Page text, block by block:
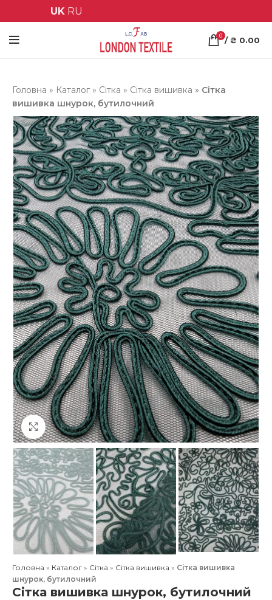
UK RU
0 / ₴ 0.00
Головна » Каталог » Сітка » Сітка вишивка » Сітка
вишивка шнурок, бутилочний
Клацніть, щоб збільшити
Головна » Каталог » Сітка » Сітка вишивка » Сітка вишивка
шнурок, бутилочний
Сітка вишивка шнурок, бутилочний